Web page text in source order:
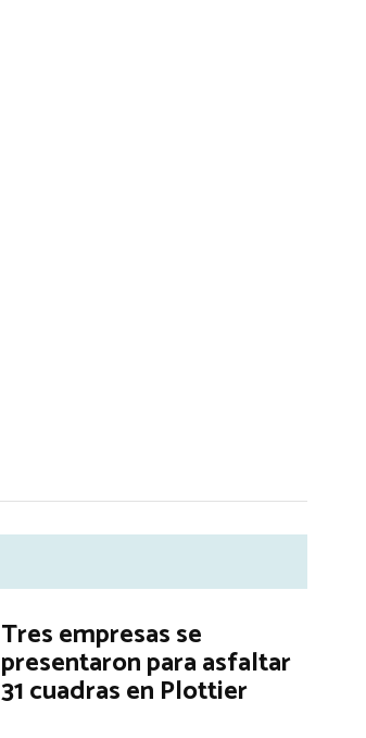
Tres empresas se
presentaron para asfaltar
31 cuadras en Plottier